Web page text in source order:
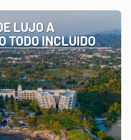
LUJO A
TODO INCLUIDO